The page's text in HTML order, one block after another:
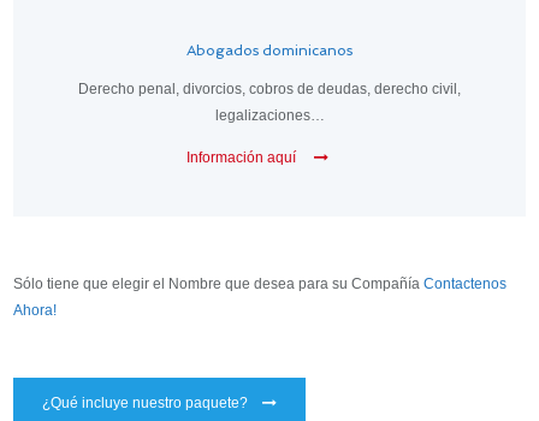
Abogados dominicanos
Derecho penal, divorcios, cobros de deudas, derecho civil,
legalizaciones…
Información aquí
Sólo tiene que elegir el Nombreque desea para su CompañíaContactenos
Ahora!
¿Qué incluye nuestro paquete?